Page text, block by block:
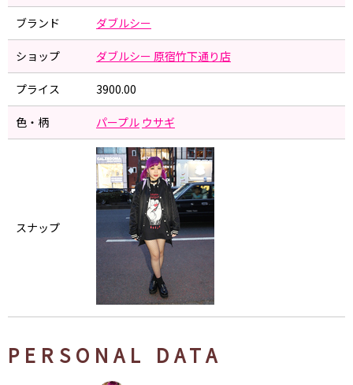
ブランド ダブルシー
ショップ ダブルシー 原宿竹下通り店
プライス 3900.00
色・柄 パープル ウサギ
スナップ
PERSONAL DATA